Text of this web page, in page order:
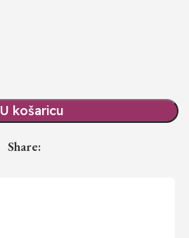
U košaricu
Share: